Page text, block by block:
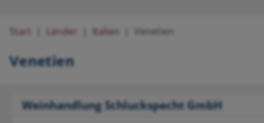
Start Länder Italien Venetien
Venetien
Weinhandlung Schluckspecht GmbH